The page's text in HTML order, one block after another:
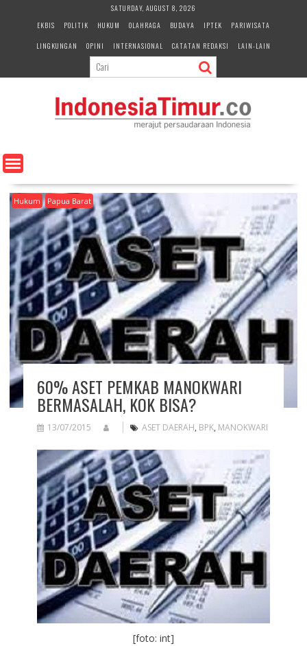
e
n
SATURDAY, AUGUST 8, 2026
EKBIS
POLITIK HUKUM OLAHRAGA BUDAYA IPTEK
PARIWISATA
LINGKUNGAN
OPINI INTERNASIONAL CATATAN REDAKSI LAIN-LAIN
Hukum Papua Barat
60% ASET PEMKAB MANOKWARI
BERMASALAH, KOK BISA?
13/07/2015 ASET DAERAH, BPK, MANOKWARI
[foto: int]